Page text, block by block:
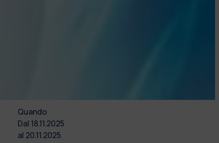
Quando
Dal 18.11.2025
al 20.11.2025